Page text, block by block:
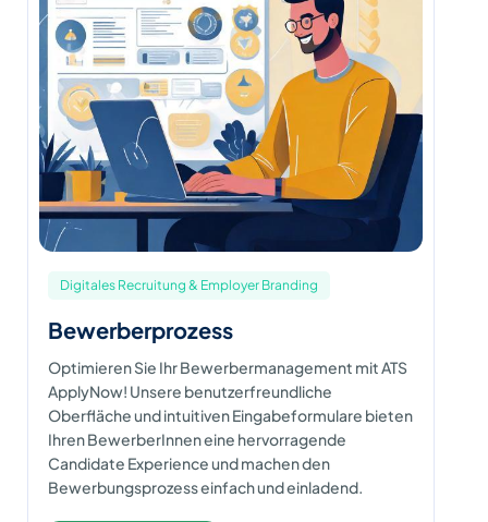
Digitales Recruitung & Employer Branding
Bewerberprozess
Optimieren Sie Ihr Bewerbermanagement mit ATS
ApplyNow! Unsere benutzerfreundliche
Oberfläche und intuitiven Eingabeformulare bieten
Ihren BewerberInnen eine hervorragende
Candidate Experience und machen den
Bewerbungsprozess einfach und einladend.